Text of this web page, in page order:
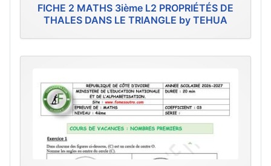
FICHE 2 MATHS 3ième L2 PROPRIÉTÉS DE
THALES DANS LE TRIANGLE by TEHUA